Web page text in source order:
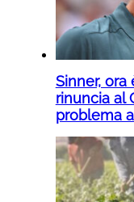
Sinner, ora
rinuncia al
problema